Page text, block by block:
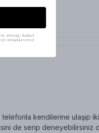
kendilerine ulaşıp iki
de serip deneyebilirsiniz
almayı kabul
onaylarsınız.